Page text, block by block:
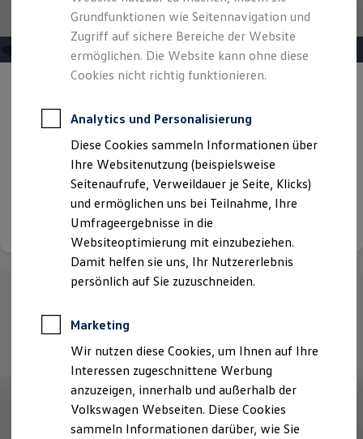
Autokredit mit Schlussrate
Versicherungen und Garantien
Kfz-Versicherung
Restschuldversicherungen
Garantien
Professional Class bei Volkswagen
Behörden
Direktkunden
Sonderfahrzeuge
Anpfiff zum Gewinn
Elektromobilität
Elektroautos
ID. Tutorials
Elektrofahrzeugkonzepte
ID. EVERY1
Reichweite
Rekuperation
Laden unterwegs
Laden Zuhause
Ladestationen finden
Ladezeitensimulator
Batterie
Sicherheit
Der Golf
Ab 229,00 €mtl. leasen | 0,00 € Sonderzahlung | 48
Monate Laufzeit | Jährliche Fahrleistung: 10.000 km
Details ansehen
Grundfunktionen wie Seitennavigation und
Zugriff auf sichere Bereiche der Website
ermöglichen. Die Website kann ohne diese
Cookies nicht richtig funktionieren.
Analytics und Personalisierung
Diese Cookies sammeln Informationen über
Ihre Websitenutzung (beispielsweise
Seitenaufrufe, Verweildauer je Seite, Klicks)
und ermöglichen uns bei Teilnahme, Ihre
Umfrageergebnisse in die
Websiteoptimierung mit einzubeziehen.
Damit helfen sie uns, Ihr Nutzererlebnis
persönlich auf Sie zuzuschneiden.
Marketing
Wir nutzen diese Cookies, um Ihnen auf Ihre
Interessen zugeschnittene Werbung
anzuzeigen, innerhalb und außerhalb der
Volkswagen Webseiten. Diese Cookies
sammeln Informationen darüber, wie Sie